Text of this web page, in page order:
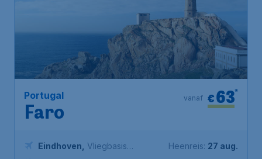
Portugal
Faro
€63*
vanaf
Eindhoven
Vliegbasis
Heenreis: 27 aug.